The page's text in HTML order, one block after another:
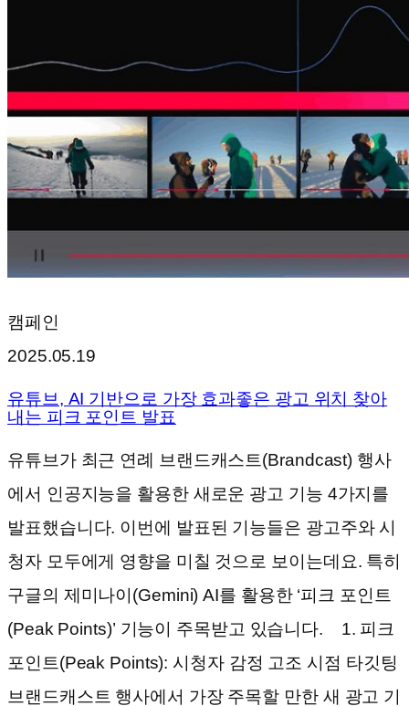
캠페인
2025.05.19
유튜브, AI 기반으로 가장 효과좋은 광고 위치 찾아
내는 피크 포인트 발표
유튜브가 최근 연례 브랜드캐스트(Brandcast) 행사
에서 인공지능을 활용한 새로운 광고 기능 4가지를
발표했습니다. 이번에 발표된 기능들은 광고주와 시
청자 모두에게 영향을 미칠 것으로 보이는데요. 특히
구글의 제미나이(Gemini) AI를 활용한 ‘피크 포인트
(Peak Points)’ 기능이 주목받고 있습니다. 1. 피크
포인트(Peak Points): 시청자 감정 고조 시점 타깃팅
브랜드캐스트 행사에서 가장 주목할 만한 새 광고 기